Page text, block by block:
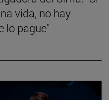
vida, no hay
lo pague"